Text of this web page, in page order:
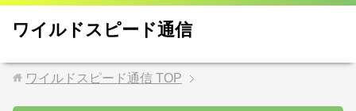
ワイルドスピード通信
ワイルドスピード通信 TOP